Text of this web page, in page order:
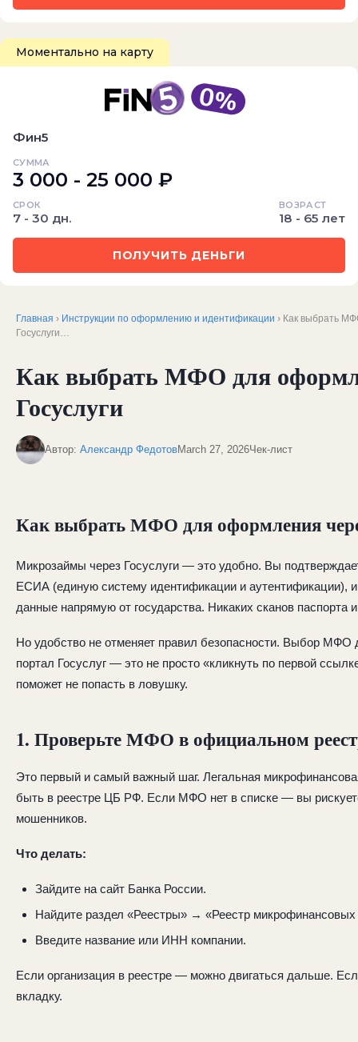
Моментально на карту
Фин5
СУММА
3 000 - 25 000 ₽
СРОК
7 - 30 дн.
ВОЗРАСТ
18 - 65 лет
ПОЛУЧИТЬ ДЕНЬГИ
Главная › Инструкции по оформлению и идентификации › Как выбрать
Госуслуги…
Как выбрать МФО для
Госуслуги
Автор: Александр ФедотовMarch 27, 2026Чек-лист
Как выбрать МФО для оформления
Микрозаймы через Госуслуги — это удобно. Вы
ЕСИА (единую систему идентификации и аутентификации),
данные напрямую от государства. Никаких сканов паспорта
Но удобство не отменяет правил безопасности. Выбор МФО
портал Госуслуг — это не просто «кликнуть по первой
поможет не попасть в ловушку.
1. Проверьте МФО в официальном
Это первый и самый важный шаг. Легальная
быть в реестре ЦБ РФ. Если МФО нет в списке — вы
мошенников.
Что делать:
Зайдите на сайт Банка России.
Найдите раздел «Реестры» → «Реестр микрофинансовых
Введите название или ИНН компании.
Если организация в реестре — можно двигаться дальше.
вкладку.